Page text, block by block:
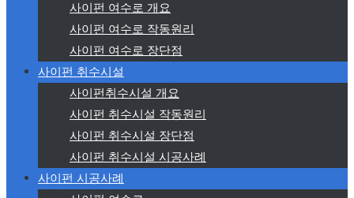
사이펀 여수로 개요
사이펀 여수로 작동원리
사이펀 여수로 장단점
사이펀 취수시설
사이펀취수시설 개요
사이펀 취수시설 작동원리
사이펀 취수시설 장단점
사이펀 취수시설 시공사례
사이펀 시공사례